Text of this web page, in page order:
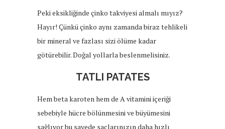
Peki eksikliğinde çinko takviyesi almalı mıyız?
Hayır! Çünkü çinko aynı zamanda biraz tehlikeli
bir mineral ve fazlası sizi ölüme kadar
götürebilir. Doğal yollarla beslenmelisiniz.
TATLI PATATES
Hem beta karoten hem de A vitamini içeriği
sebebiyle hücre bölünmesini ve büyümesini
sağlıyor bu sayede saçlarınızın daha hızlı